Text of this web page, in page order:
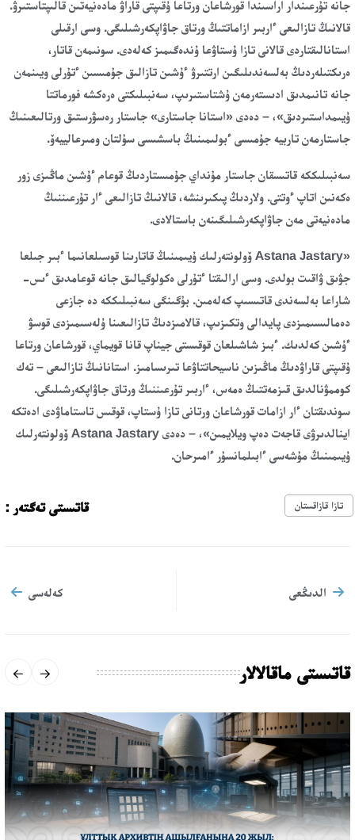
جانە تۇرعىندار اراسىندا قورشاعان ورتاعا ۇقىپتى قاراۋ مادەنيەتىن قالىپتاستىرۋ.
قالانىڭ تازالىعى ءاربىر ازاماتتىڭ ورتاق جاۋاپكەرشىلىگى. وسى ارقىلى
استانالىقتاردى قالانى تازا ۇستاۋعا ۇندەگىمىز كەلەدى. سونىمەن قاتار،
ەرىكتىلەردىڭ بەلسەندىلىگىن ارتتىرۋ ءۇشىن تازالىق جۇمىسىن ءتۇرلى ويىنمەن
جانە تانىمدىق ادىستەرمەن ۇشتاستىرىپ، سەنبىلىكتى ەرەكشە فورماتتا
ۇيىمداستىردىق»، – دەدى «استانا جاستارى» جاستار رەسۋرستىق ورتالىعىنىڭ
جاستارمەن تاربيە جۇمىسى ءبولىمىنىڭ باسشىسى سۇلتان ومىرعالييەۆ.
سەنبىلىككە قاتىسقان جاستار مۇنداي جۇمىستاردىڭ قوعام ءۇشىن ماڭىزى زور
ەكەنىن اتاپ ءوتتى. ولاردىڭ پىكىرىنشە، قالانىڭ تازالىعى ءار تۇرعىننىڭ
مادەنيەتى مەن جاۋاپكەرشىلىگىنەن باستالادى.
«Astana Jastary ۆولونتەرلىك ۇيىمىنىڭ قاتارىنا قوسىلعانىما ءبىر جىلعا
جۋىق ۋاقىت بولدى. وسى ارالىقتا ءتۇرلى ەكولوگيالىق جانە قوعامدىق ءىس-
شاراعا بەلسەندى قاتىسىپ كەلەمىن. بۇگىنگى سەنبىلىككە دە جازعى
دەمالىسىمىزدى پايدالى وتكىزىپ، قالامىزدىڭ تازالىعىنا ۇلەسىمىزدى قوسۋ
ءۇشىن كەلدىك. ءبىز شاشىلعان قوقىستى جيناپ قانا قويماي، قورشاعان ورتاعا
ۇقىپتى قاراۋدىڭ ماڭىزىن ناسيحاتتاۋعا تىرىسامىز. استانانىڭ تازالىعى – تەك
كوممۋنالدىق قىزمەتتىڭ ەمەس، ءاربىر تۇرعىننىڭ ورتاق جاۋاپكەرشىلىگى.
سوندىقتان ءار ازامات قورشاعان ورتانى تازا ۇستاپ، قوقىس تاستاماۋدى ادەتكە
اينالدىرۋى قاجەت دەپ ويلايمىن»، – دەدى Astana Jastary ۆولونتەرلىك
ۇيىمىنىڭ مۇشەسى ءابىلمانسۇر ءامىرحان.
قاتىستى تەگتەر : تازا قازاقستان
الدىڭعى كەلەسى
قاتىستى ماقالالار